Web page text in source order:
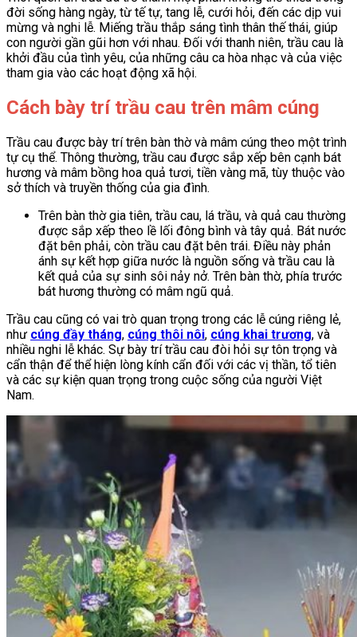
đời sống hàng ngày, từ tế tự, tang lễ, cưới hỏi, đến các dịp vui
mừng và nghi lễ. Miếng trầu thắp sáng tình thân thế thái, giúp
con người gần gũi hơn với nhau. Đối với thanh niên, trầu cau là
khởi đầu của tình yêu, của những câu ca hòa nhạc và của việc
tham gia vào các hoạt động xã hội.
Cách bày trí trầu cau trên mâm cúng
Trầu cau được bày trí trên bàn thờ và mâm cúng theo một trình
tự cụ thể. Thông thường, trầu cau được sắp xếp bên cạnh bát
hương và mâm bồng hoa quả tươi, tiền vàng mã, tùy thuộc vào
sở thích và truyền thống của gia đình.
Trên bàn thờ gia tiên, trầu cau, lá trầu, và quả cau thường
được sắp xếp theo lề lối đông bình và tây quả. Bát nước
đặt bên phải, còn trầu cau đặt bên trái. Điều này phản
ánh sự kết hợp giữa nước là nguồn sống và trầu cau là
kết quả của sự sinh sôi nảy nở. Trên bàn thờ, phía trước
bát hương thường có mâm ngũ quả.
Trầu cau cũng có vai trò quan trọng trong các lễ cúng riêng lẻ,
như cúng đầy tháng, cúng thôi nôi, cúng khai trương, và
nhiều nghi lễ khác. Sự bày trí trầu cau đòi hỏi sự tôn trọng và
cẩn thận để thể hiện lòng kính cẩn đối với các vị thần, tổ tiên
và các sự kiện quan trọng trong cuộc sống của người Việt
Nam.